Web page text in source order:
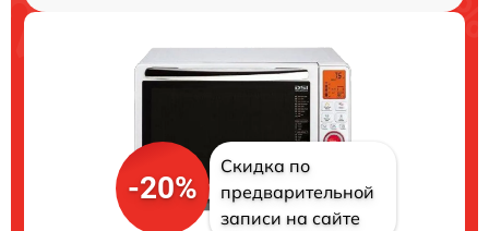
-20%
Скидка по
предварительной
записи на сайте